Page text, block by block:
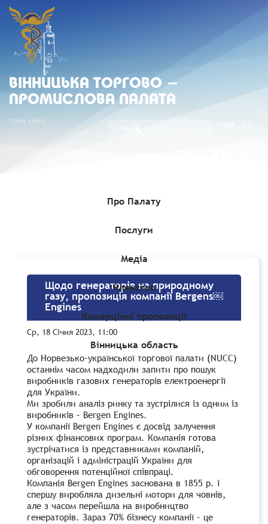
ВIННИЦЬКА ТОРГОВО -
ПРОМИСЛОВА ПАЛАТА
Мапа сайту
Про Палату
Послуги
Медіа
Членство
Комерційні пропозиції
Вінницька область
Комерційні пропозиції»Щодо генераторів на
Щодо генераторів на природному
газу, пропозиція компанії Bergens￼
Engines
Ср, 18 Січня 2023, 11:00
До Норвезько–української торгової палати (NUCC)
останнім часом надходили запити про пошук
виробників газових генераторів електроенергії
для України.
Ми зробили аналіз ринку та зустрілися із одним із
виробників – Bergen Engines.
У компанії Bergen Engines є досвід залучення
різних фінансових програм. Компанія готова
зустрічатися із представниками компаній,
організацій і адміністрацій України для
обговорення потенційної співпраці.
Компанія Bergen Engines заснована в 1855 р. і
спершу виробляла дизельні мотори для човнів,
але з часом перейшла на виробництво
генераторів. Зараз 70% бізнесу компанії – це